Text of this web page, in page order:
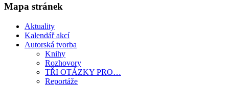
Mapa stránek
Aktuality
Kalendář akcí
Autorská tvorba
Knihy
Rozhovory
TŘI OTÁZKY PRO…
Reportáže